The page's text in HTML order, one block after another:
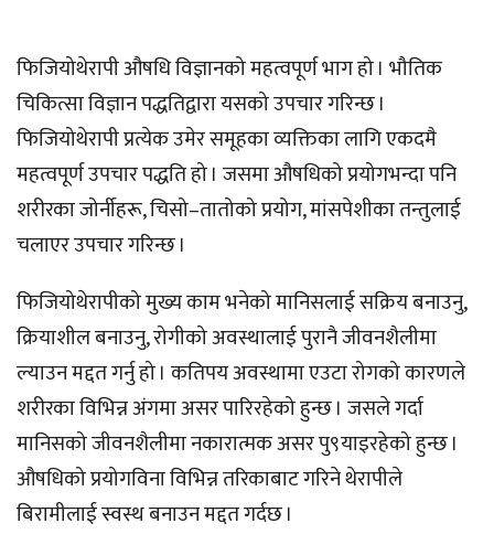
फिजियोथेरापी औषधि विज्ञानको महत्वपूर्ण भाग हो । भौतिक
चिकित्सा विज्ञान पद्धतिद्वारा यसको उपचार गरिन्छ ।
फिजियोथेरापी प्रत्येक उमेर समूहका व्यक्तिका लागि एकदमै
महत्वपूर्ण उपचार पद्धति हो । जसमा औषधिको प्रयोगभन्दा पनि
शरीरका जोर्नीहरू, चिसो–तातोको प्रयोग, मांसपेशीका तन्तुलाई
चलाएर उपचार गरिन्छ ।
फिजियोथेरापीको मुख्य काम भनेको मानिसलाई सक्रिय बनाउनु,
क्रियाशील बनाउनु, रोगीको अवस्थालाई पुरानै जीवनशैलीमा
ल्याउन मद्दत गर्नु हो । कतिपय अवस्थामा एउटा रोगको कारणले
शरीरका विभिन्न अंगमा असर पारिरहेको हुन्छ । जसले गर्दा
मानिसको जीवनशैलीमा नकारात्मक असर पु९याइरहेको हुन्छ ।
औषधिको प्रयोगविना विभिन्न तरिकाबाट गरिने थेरापीले
बिरामीलाई स्वस्थ बनाउन मद्दत गर्दछ ।